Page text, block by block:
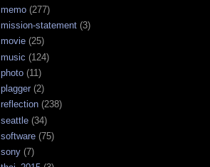
memo (277)
mission-statement (3)
movie (25)
music (124)
photo (11)
plagger (2)
reflection (238)
seattle (34)
software (75)
sony (7)